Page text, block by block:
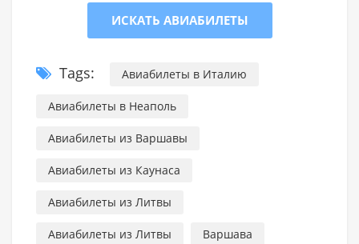
ИСКАТЬ АВИАБИЛЕТЫ
Tags: Авиабилеты в Италию
Авиабилеты в Неаполь
Авиабилеты из Варшавы
Авиабилеты из Каунаса
Авиабилеты из Литвы
Авиабилеты из Литвы Варшава